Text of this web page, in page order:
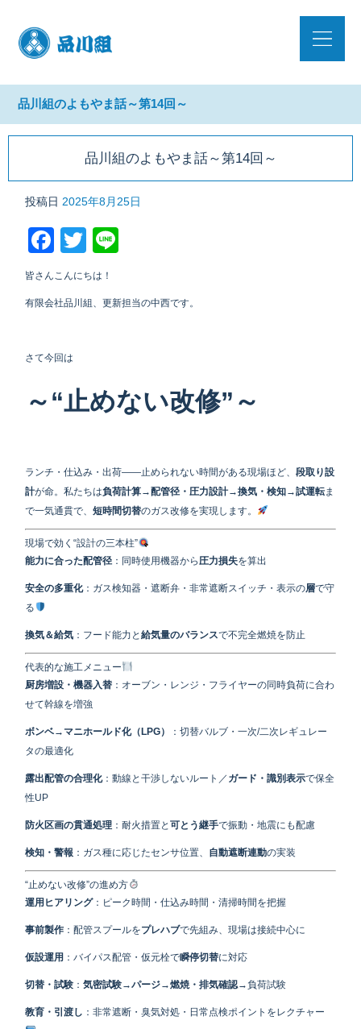
品川組のよもやま話～第14回～
品川組のよもやま話～第14回～
投稿日 2025年8月25日
Facebook
Twitter
皆さんこんにちは！
有限会社品川組、更新担当の中西です。
さて今回は
～“止めない改修”～
ランチ・仕込み・出荷――止められない時間がある現場ほど、段取り設
計が命。私たちは負荷計算→配管径・圧力設計→換気・検知→試運転ま
で一気通貫で、短時間切替のガス改修を実現します。
現場で効く“設計の三本柱”
能力に合った配管径 ：同時使用機器から 圧力損失を算出
安全の多重化：ガス検知器・遮断弁・非常遮断スイッチ・表示の層で守
る
換気＆給気 ：フード能力と給気量のバランスで不完全燃焼を防止
代表的な施工メニュー
厨房増設・機器入替 ：オーブン・レンジ・フライヤーの同時負荷に合わ
せて幹線を増強
ボンベ→マニホールド化（LPG）
：切替バルブ・一次/二次レギュレー
タの最適化
露出配管の合理化：動線と干渉しないルート／ ガード・識別表示で保全
性UP
防火区画の貫通処理 ：耐火措置と可とう継手で振動・地震にも配慮
検知・警報 ：ガス種に応じたセンサ位置、 自動遮断連動の実装
“止めない改修”の進め方
運用ヒアリング：ピーク時間・仕込み時間・清掃時間を把握
事前製作 ：配管スプールをプレハブで先組み、現場は接続中心に
仮設運用 ：バイパス配管・仮元栓で瞬停切替に対応
切替・試験 ：気密試験→パージ→燃焼・排気確認→負荷試験
教育・引渡し ：非常遮断・臭気対処・日常点検ポイントをレクチャー